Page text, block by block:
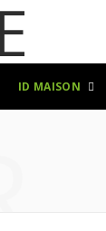
ID MAISON